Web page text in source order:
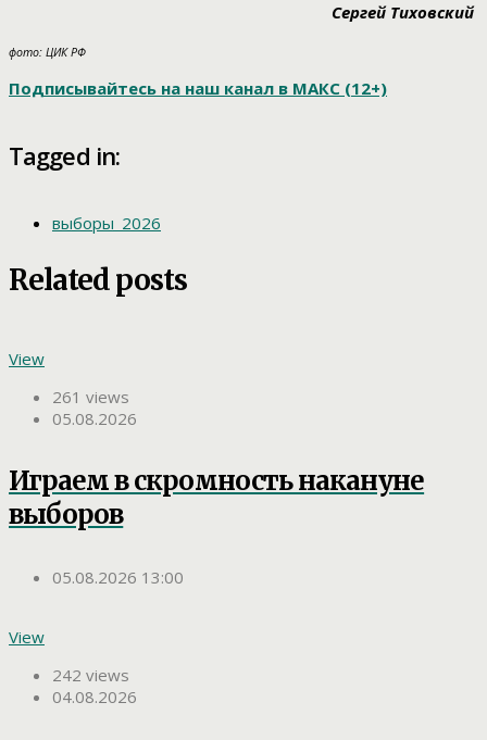
Сергей Тиховский
фото: ЦИК РФ
Подписывайтесь на наш канал в МАКС (12+)
Tagged in:
выборы_2026
Related posts
View
261 views
05.08.2026
Играем в скромность накануне
выборов
05.08.2026 13:00
View
242 views
04.08.2026